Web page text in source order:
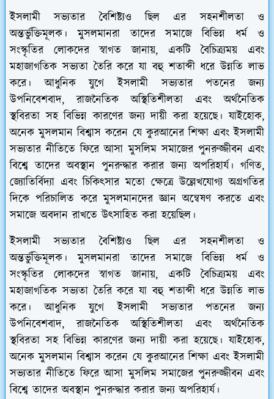
ইসলামী সভ্যতার বৈশিষ্ট্যও ছিল এর সহনশীলতা ও
অন্তর্ভুক্তিমূলক। মুসলমানরা তাদের সমাজে বিভিন্ন ধর্ম ও
সংস্কৃতির লোকদের স্বাগত জানায়, একটি বৈচিত্র্যময় এবং
মহাজাগতিক সভ্যতা তৈরি করে যা বহু শতাব্দী ধরে উন্নতি লাভ
করে।আধুনিক যুগে ইসলামী সভ্যতার পতনের জন্য
উপনিবেশবাদ, রাজনৈতিক অস্থিতিশীলতা এবং অর্থনৈতিক
স্থবিরতা সহ বিভিন্ন কারণের জন্য দায়ী করা হয়েছে। যাইহোক,
অনেক মুসলমান বিশ্বাস করেন যে কুরআনের শিক্ষা এবং ইসলামী
সভ্যতার নীতিতে ফিরে আসা মুসলিম সমাজের পুনরুজ্জীবন এবং
বিশ্বে তাদের অবস্থান পুনরুদ্ধার করার জন্য অপরিহার্য। গণিত,
জ্যোতির্বিদ্যা এবং চিকিৎসার মতো ক্ষেত্রে উল্লেখযোগ্য অগ্রগতির
দিকে পরিচালিত করে মুসলমানদের জ্ঞান অন্বেষণ করতে এবং
সমাজে অবদান রাখতে উত্সাহিত করা হয়েছিল।
ইসলামী সভ্যতার বৈশিষ্ট্যও ছিল এর সহনশীলতা ও
অন্তর্ভুক্তিমূলক। মুসলমানরা তাদের সমাজে বিভিন্ন ধর্ম ও
সংস্কৃতির লোকদের স্বাগত জানায়, একটি বৈচিত্র্যময় এবং
মহাজাগতিক সভ্যতা তৈরি করে যা বহু শতাব্দী ধরে উন্নতি লাভ
করে।আধুনিক যুগে ইসলামী সভ্যতার পতনের জন্য
উপনিবেশবাদ, রাজনৈতিক অস্থিতিশীলতা এবং অর্থনৈতিক
স্থবিরতা সহ বিভিন্ন কারণের জন্য দায়ী করা হয়েছে। যাইহোক,
অনেক মুসলমান বিশ্বাস করেন যে কুরআনের শিক্ষা এবং ইসলামী
সভ্যতার নীতিতে ফিরে আসা মুসলিম সমাজের পুনরুজ্জীবন এবং
বিশ্বে তাদের অবস্থান পুনরুদ্ধার করার জন্য অপরিহার্য।